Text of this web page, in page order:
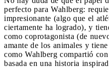
perfecto para Wahlberg:
impresionante (algo que el
ciertamente ha logrado), y
como coprotagonista (de
amante de los animales y
como Wahlberg compartió con
basada en una historia